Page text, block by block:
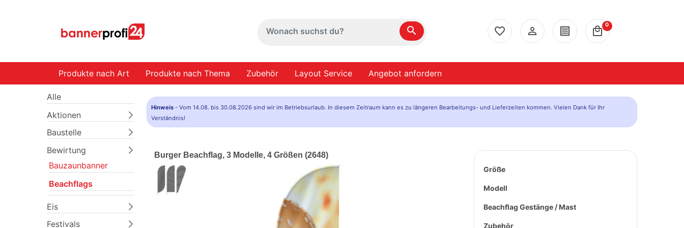
search favorite_border person_outline receipt local_mall
0
Produkte nach Art Produkte nach Thema Zubehör Layout Service Angebot anfordern
Alle
Aktionen
Baustelle
Bewirtung
Bauzaunbanner
Beachflags
Eis
Festivals
Hinweis - Vom 14.08. bis 30.08.2026 sind wir im Betriebsurlaub. In diesem Zeitraum kann es zu längeren Bearbeitungs- und Lieferzeiten kommen. Vielen Dank für Ihr
Verständnis!
Burger Beachflag, 3 Modelle, 4 Größen (2648)
Größe
Modell
Beachflag Gestänge / Mast
Zubehör